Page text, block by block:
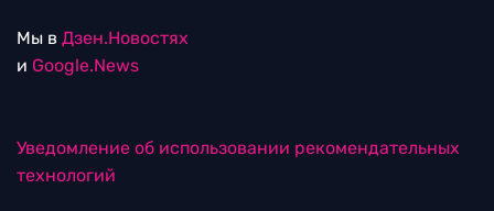
Мы в Дзен.Новостях
и Google.News
Уведомление об использовании рекомендательных
технологий